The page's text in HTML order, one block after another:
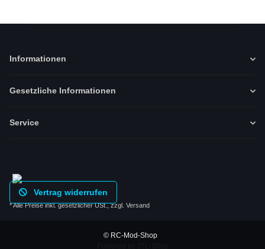
Informationen
Gesetzliche Informationen
Service
Vertrag widerrufen
* Alle Preise inkl. gesetzlicher USt., zzgl. Versand
© RC-Mod-Shop